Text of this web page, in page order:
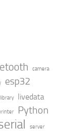
camera
esp32
library livedata
Python
server